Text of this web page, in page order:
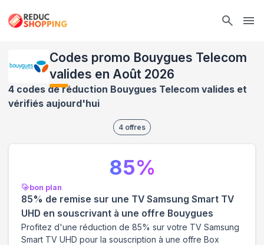
Codes promo Bouygues Telecom
valides en Août 2026
4 codes de réduction Bouygues Telecom valides et
vérifiés aujourd'hui
4 offres
bon plan
85% de remise sur une TV Samsung Smart TV
UHD en souscrivant à une offre Bouygues
Profitez d'une réduction de 85% sur votre TV Samsung
Smart TV UHD pour la souscription à une offre Box
85%